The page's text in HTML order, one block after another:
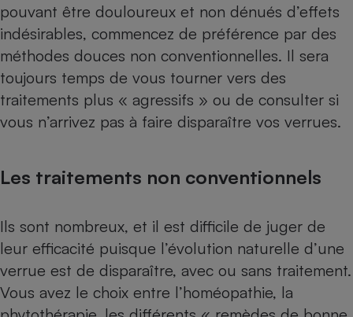
pouvant être douloureux et non dénués d’effets
indésirables, commencez de préférence par des
méthodes douces non conventionnelles. Il sera
toujours temps de vous tourner vers des
traitements plus « agressifs » ou de consulter si
vous n’arrivez pas à faire disparaître vos verrues.
Les traitements non conventionnels
Ils sont nombreux, et il est difficile de juger de
leur efficacité puisque l’évolution naturelle d’une
verrue est de disparaître, avec ou sans traitement.
Vous avez le choix entre l’homéopathie, la